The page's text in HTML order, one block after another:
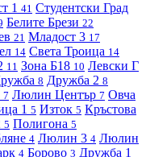
1 41 Студентски Град
Белите Брези 22
21 Младост 3 17
14 Света Троица 14
11 Зона Б18 10 Левски Г
8 Дружба 2 8
7 Люлин Център 7 Овча
1 5 Изток 5 Кръстова
5 Полигона 5
4 Люлин 3 4 Люлин
4 Борово 3 Дружба 1